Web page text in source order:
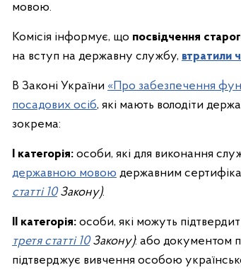
мовою.
Комісія інформує, що посвідчення
на вступ на державну службу, втратили
В Законі України «Про забезпечення
посадових осіб, які мають володіти
зокрема:
І категорія: особи, які для виконання
державною мовою державним
статті 10Закону).
ІІ категорія: особи, які можуть
третя статті 10Закону): або документом
підтверджує вивчення особою